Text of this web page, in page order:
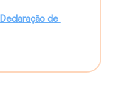
Declaração de